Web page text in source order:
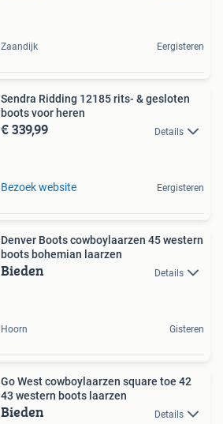
Zaandijk Eergisteren
Sendra Ridding 12185 rits- & gesloten
boots voor heren
€ 339,99 Details
Bezoek website Eergisteren
Denver Boots cowboylaarzen 45 western
boots bohemian laarzen
Bieden Details
Hoorn Gisteren
Go West cowboylaarzen square toe 42
43 western boots laarzen
Bieden Details